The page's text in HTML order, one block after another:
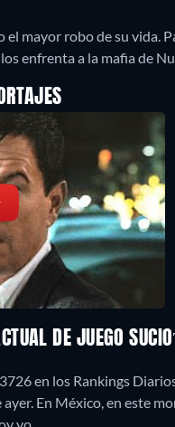
mayor robo de su vida.
enfrenta a la mafia de
DE JUEGO
en los Rankings
En México, en este